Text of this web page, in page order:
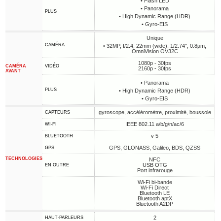
PLUS
• Panorama
• High Dynamic Range (HDR)
• Gyro-EIS
CAMÉRA
AVANT
CAMÉRA
Unique
• 32MP, f/2.4, 22mm (wide), 1/2.74", 0.8µm,
OmniVision OV32C
VIDÉO
1080p - 30fps
2160p - 30fps
PLUS
• Panorama
• High Dynamic Range (HDR)
• Gyro-EIS
TECHNOLOGIES
CAPTEURS gyroscope, accéléromètre, proximité, boussole
WI-FI IEEE 802.11 a/b/g/n/ac/6
BLUETOOTH v 5
GPS GPS, GLONASS, Galileo, BDS, QZSS
EN OUTRE
NFC
USB OTG
Port infrarouge
Wi-Fi bi-bande
Wi-Fi Direct
Bluetooth LE
Bluetooth aptX
Bluetooth A2DP
HAUT-PARLEURS 2